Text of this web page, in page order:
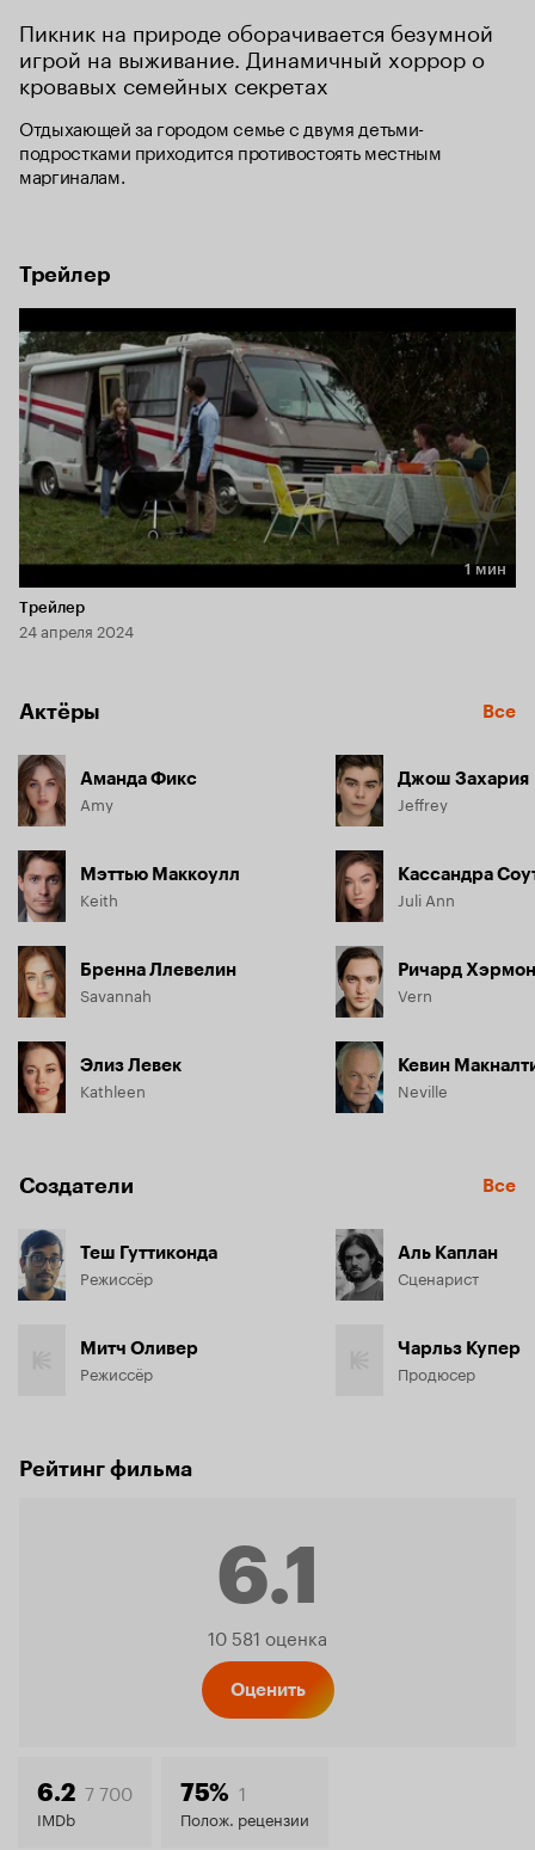
Пикник на природе оборачивается безумной
игрой на выживание. Динамичный хоррор о
кровавых семейных секретах
Отдыхающей за городом семье с двумя детьми-
подростками приходится противостоять местным
маргиналам.
Трейлер
Длительность 1 мин
1 мин
Трейлер
24 апреля 2024
Актёры Все
Аманда Фикс
Amy
Мэттью Маккоулл
Keith
Бренна Ллевелин
Savannah
Элиз Левек
Kathleen
Джош Захария
Jeffrey
Кассандра
Juli Ann
Ричард Хэрмон
Vern
Кевин
Neville
Создатели Все
Теш Гуттиконда
Режиссёр
Митч Оливер
Режиссёр
Аль Каплан
Сценарист
Чарльз Купер
Продюсер
Рейтинг фильма
6.1
Рейтинг
6.1
10 581 оценка
Оценить
6.2 7 700
IMDb
75% 1
Полож. рецензии